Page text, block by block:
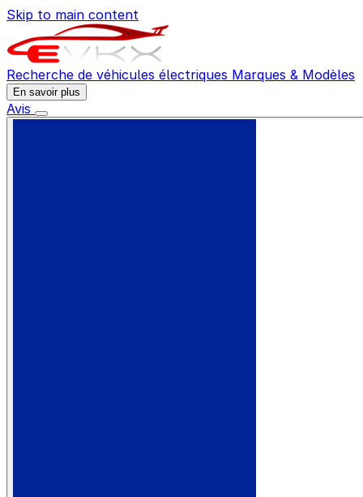
Skip to main content
Recherche de véhicules électriques Marques & Modèles
En savoir plus
Avis